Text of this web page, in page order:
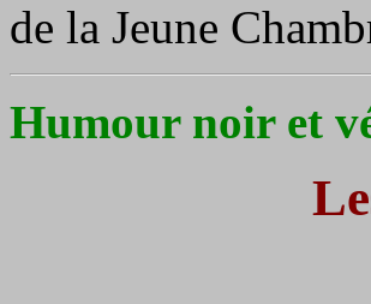
de la Jeune
Humour noir et